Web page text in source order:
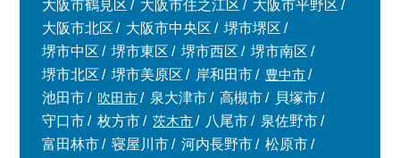
大阪市鶴見区
大阪市住之江区
大阪市平野区
大阪市北区
大阪市中央区
堺市堺区
堺市中区
堺市東区 堺市西区
堺市南区
堺市北区
堺市美原区 岸和田市
豊中市
池田市
吹田市 泉大津市 高槻市
貝塚市
守口市
枚方市 茨木市 八尾市
泉佐野市
富田林市
寝屋川市 河内長野市
松原市